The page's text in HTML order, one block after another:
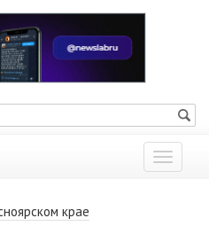
Показать
меню
крае